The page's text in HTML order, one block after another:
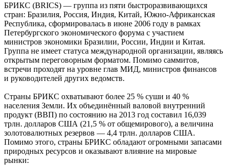
БРИКС (BRICS) — группа из пяти быстроразвивающихся
стран: Бразилия, Россия, Индия, Китай, Южно-Африканская
Республика, сформировалась в июне 2006 году в рамках
Петербургского экономического форума с участием
министров экономики Бразилии, России, Индии и Китая.
Группа не имеет статуса международной организации, являясь
открытым переговорным форматом. Помимо саммитов,
встречи проходят на уровне глав МИД, министров финансов
и руководителей других ведомств.
Страны БРИКС охватывают более 25 % суши и 40 %
населения Земли. Их объединённый валовой внутренний
продукт (ВВП) по состоянию на 2013 год составил 16,039
трлн. долларов США (21,5 % от общемирового), а величина
золотовалютных резервов — 4,4 трлн. долларов США.
Помимо этого, страны БРИКС обладают огромными запасами
природных ресурсов и оказывают влияние на мировые
рынки: